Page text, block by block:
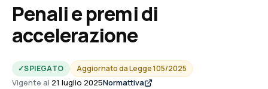
Penali e premi di
accelerazione
✓SPIEGATO Aggiornato daLegge 105/2025
Vigente al 21 luglio 2025Normattiva